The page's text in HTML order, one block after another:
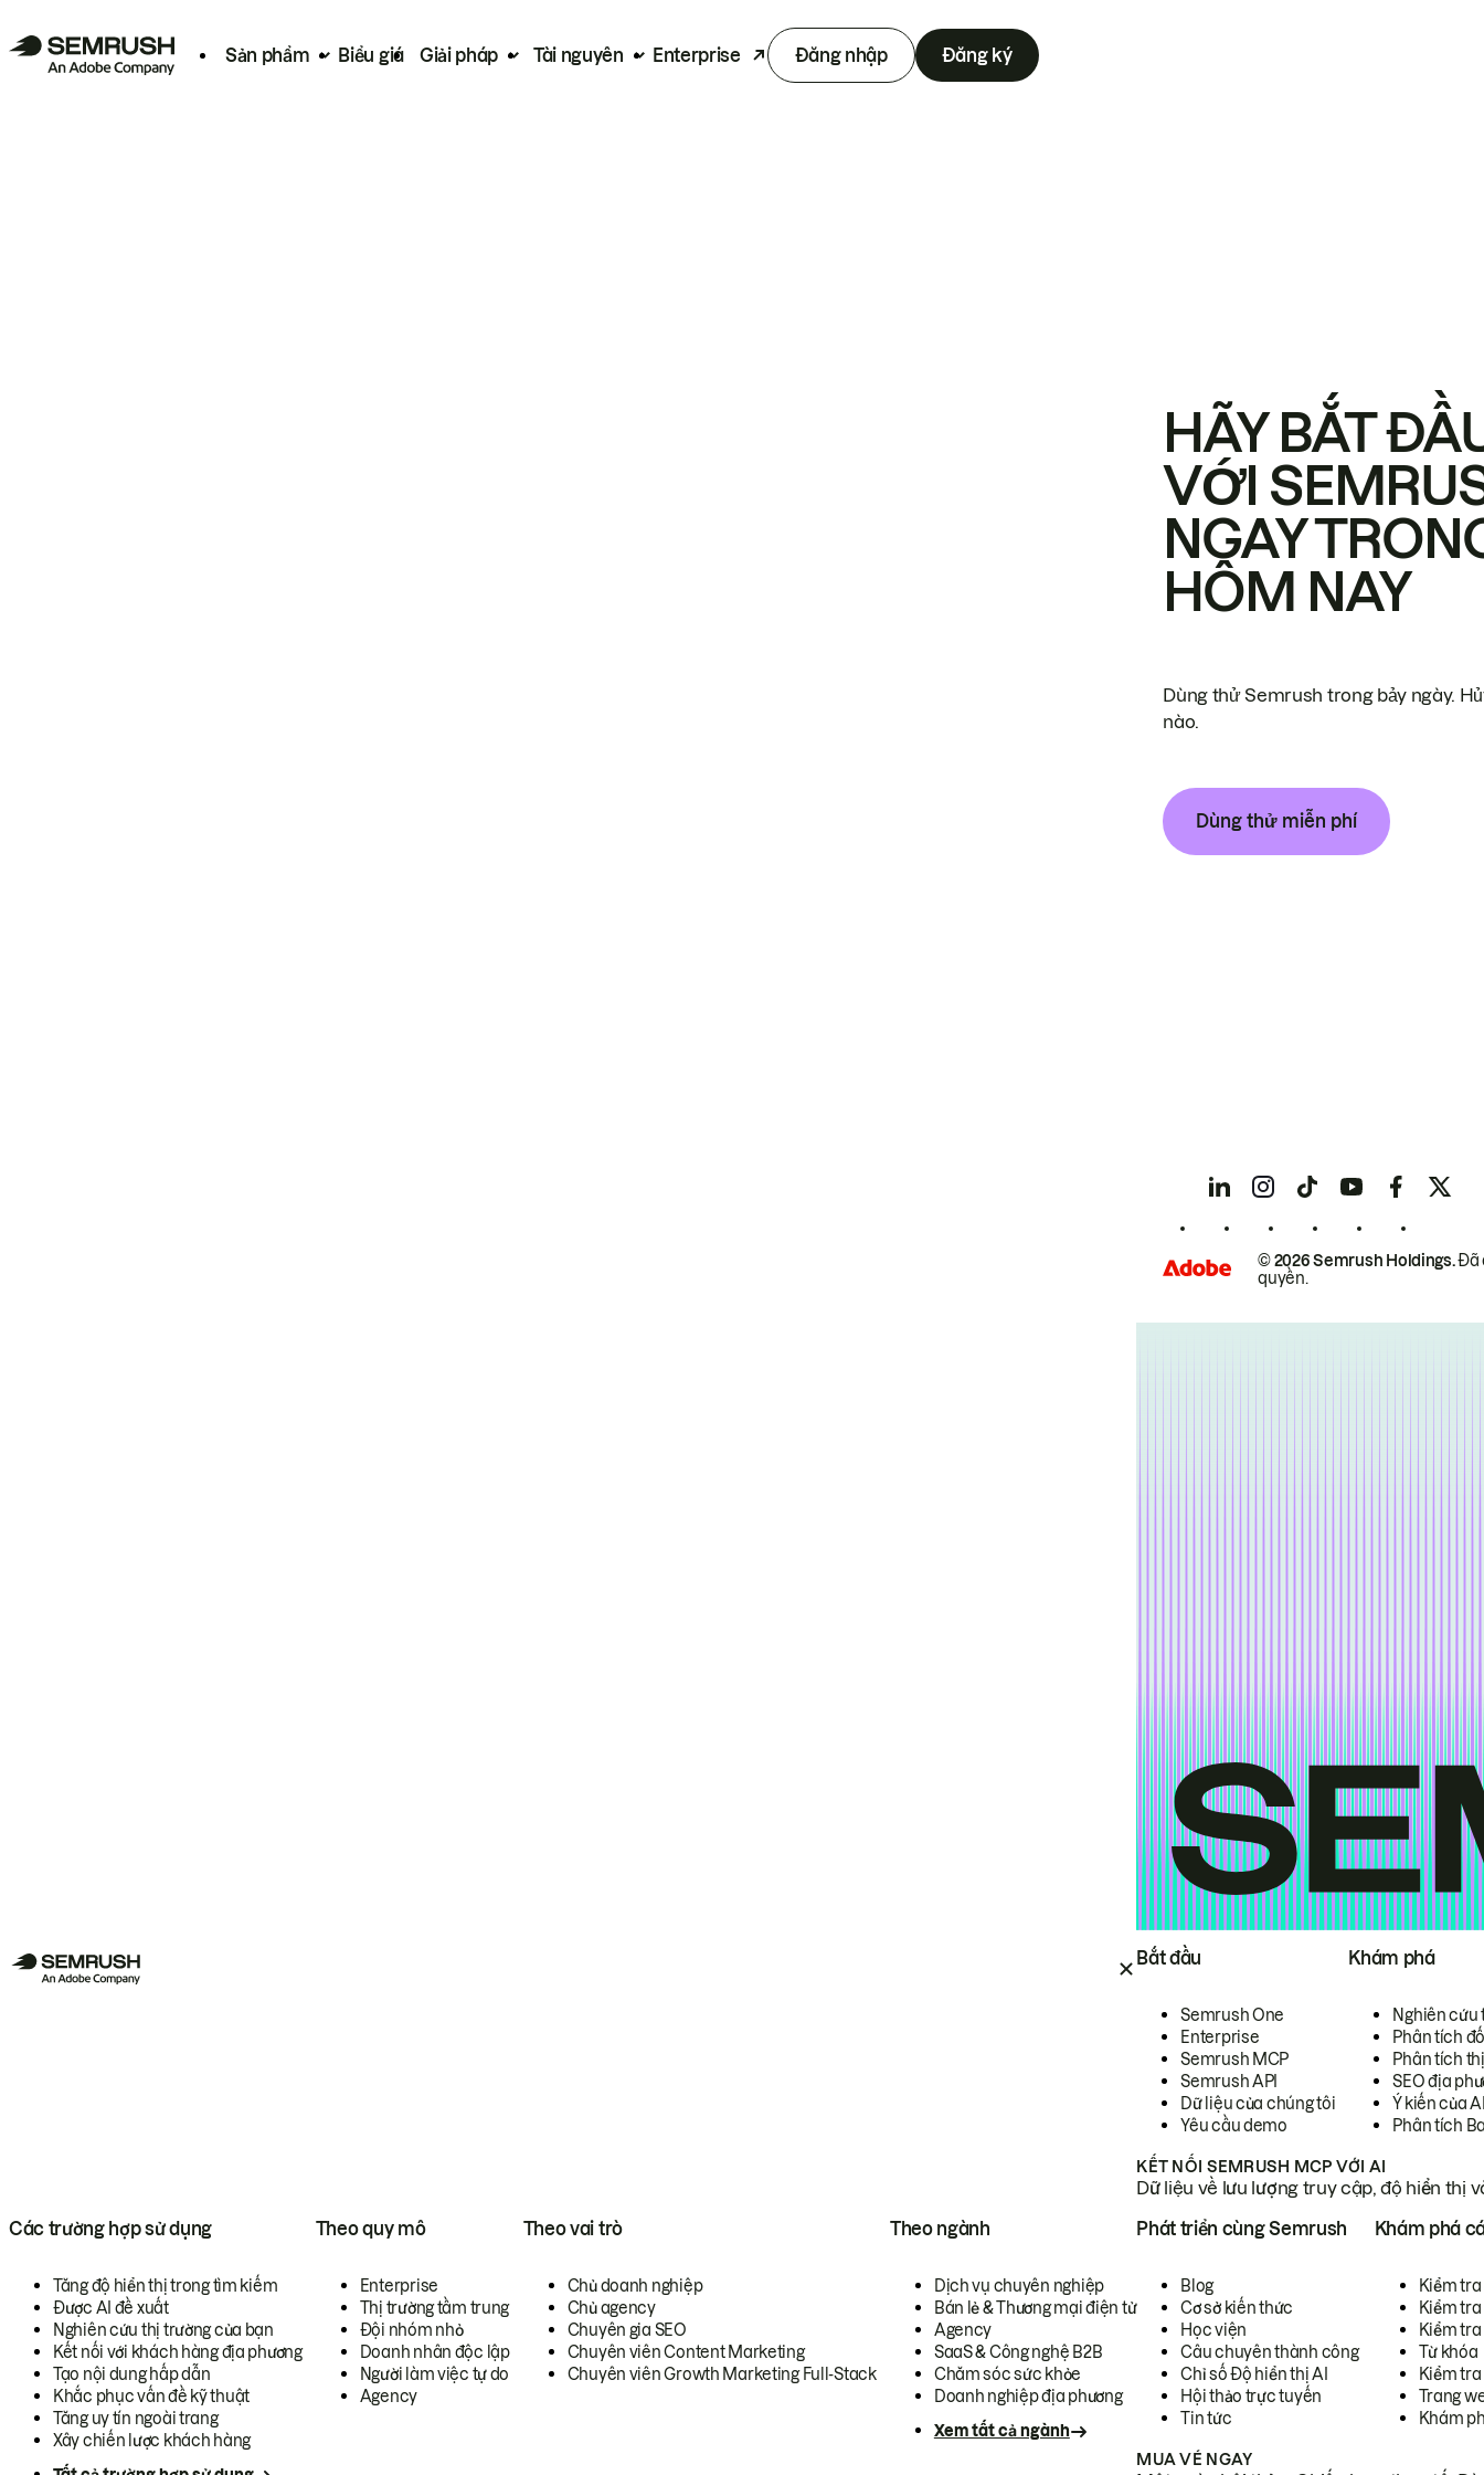
Sản phẩm Biểu giá Giải pháp Tài nguyên Enterprise Đăng nhập Đăng ký
Bắt đầu
Semrush One
Enterprise
Semrush MCP
Semrush API
Dữ liệu của chúng tôi
Yêu cầu demo
Khám phá
Nghiên cứu
Phân tích
Phân tích
SEO địa
Ý kiến của
Phân tích
KẾT NỐI SEMRUSH MCP VỚI AI
Dữ liệu về lưu lượng truy cập, độ hiển thị
Các trường hợp sử dụng
Tăng độ hiển thị trong tìm kiếm
Được AI đề xuất
Nghiên cứu thị trường của bạn
Kết nối với khách hàng địa phương
Tạo nội dung hấp dẫn
Khắc phục vấn đề kỹ thuật
Tăng uy tín ngoài trang
Xây chiến lược khách hàng
Theo quy mô
Enterprise
Thị trường tầm trung
Đội nhóm nhỏ
Doanh nhân độc lập
Người làm việc tự do
Agency
Theo vai trò
Chủ doanh nghiệp
Chủ agency
Chuyên gia SEO
Chuyên viên Content Marketing
Chuyên viên Growth Marketing Full-Stack
Theo ngành
Dịch vụ chuyên nghiệp
Bán lẻ & Thương mại điện tử
Agency
SaaS & Công nghệ B2B
Chăm sóc sức khỏe
Doanh nghiệp địa phương
Xem tất cả ngành
Phát triển cùng Semrush
Blog
Cơ sở kiến thức
Học viện
Câu chuyên thành công
Chỉ số Độ hiển thị AI
Hội thảo trực tuyến
Tin tức
Khám phá
Kiểm
Kiểm tra
Kiểm
Từ khóa
Kiểm
Trang
Khám
MUA VÉ NGAY
HÃY BẮT
VỚI
NGAY
HÔM NAY
Dùng thử Semrush trong bảy ngày.
nào.
Dùng thử miễn phí
© 2026 Semrush Holdings.Đã
quyền.